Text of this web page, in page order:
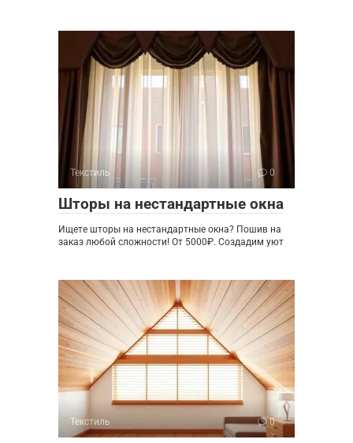
Текстиль 0
Шторы на нестандартные окна
Ищете шторы на нестандартные окна? Пошив на
заказ любой сложности! От 5000₽. Создадим уют
Текстиль 0